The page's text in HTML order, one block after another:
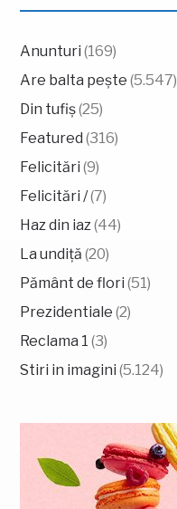
Anunturi (169)
Are balta pește (5.547)
Din tufiș(25)
Featured (316)
Felicitări (9)
Felicitări /(7)
Haz din iaz(44)
La undiță (20)
Pământ de flori (51)
Prezidentiale (2)
Reclama 1 (3)
Stiri in imagini (5.124)